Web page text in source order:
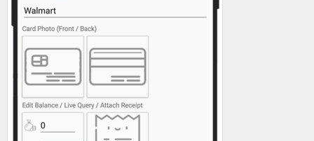
Gutschein Kühlungsborn
Der Gutschein wird Ihnen dann bsw.
per Post, E-Mail (PDF-Gutschein zum ausdrucken) oder Fax
zugesandt. Es ist sogar möglich den Geschenkgutschein
zusätzlich per SMS ausliefern zu lassen. Wenn Sie den
Gutschein als Geschenk haben möchten können wir den
Hochzeit oder zu Weihnachten zustellen. Geschenkideen.
Geschenkidee Hochzeit ...https://www.yovite.com/Gutschein-
K%fchlungsborn.html